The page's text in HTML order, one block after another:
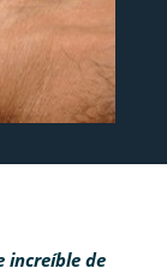
increíble de